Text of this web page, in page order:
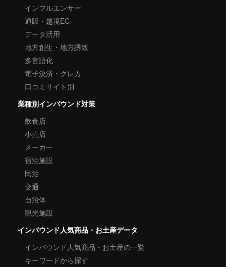
インフルエンサー
通販・越境EC
データ活用
地方創生・地方誘致
多言語化
電子決済・クレカ
口コミサイト別
業種別インバウンド対策
飲食店
小売店
メーカー
宿泊施設
民泊
交通
自治体
観光施設
インバウンド人気商品・お土産データ
インバウンド人気商品・お土産の一覧
キーワードから探す